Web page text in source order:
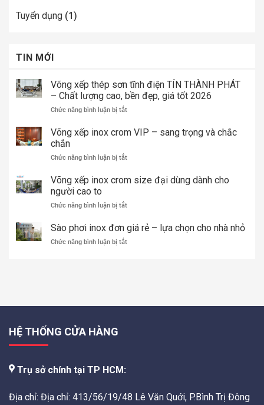
Tuyển dụng (1)
TIN MỚI
Võng xếp thép sơn tĩnh điện TÍN THÀNH PHÁT
– Chất lượng cao, bền đẹp, giá tốt 2026
Chức năng bình luận bị tắtở
xếp
tĩnh
TÍN
–
lượng
cao,
Võng xếp inox crom VIP – sang trọng và chắc
chắn
Chức năng bình luận bị tắtở
xếp
VIP
sang
Võng xếp inox crom size đại dùng dành cho
người cao to
Chức năng bình luận bị tắtở
xếp
inox
crom
người
Sào phơi inox đơn giá rẻ – lựa chọn cho nhà nhỏ
Chức năng bình luận bị tắtở
HỆ THỐNG CỬA HÀNG
Trụ sở chính tại TP HCM:
Địa chỉ: Địa chỉ: 413/56/19/48 Lê Văn Quới, P.Bình Trị Đông